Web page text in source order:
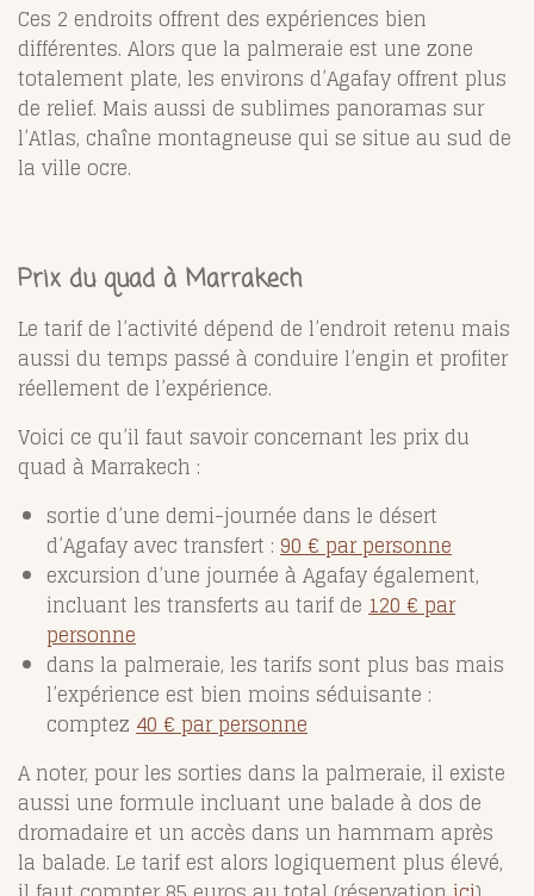
Ces 2 endroits offrent des expériences bien
différentes. Alors que la palmeraie est une zone
totalement plate, les environs d’Agafay offrent plus
de relief. Mais aussi de sublimes panoramas sur
l’Atlas, chaîne montagneuse qui se situe au sud de
la ville ocre.
Prix du quad à Marrakech
Le tarif de l’activité dépend de l’endroit retenu mais
aussi du temps passé à conduire l’engin et profiter
réellement de l’expérience.
Voici ce qu’il faut savoir concernant les prix du
quad à Marrakech :
sortie d’une demi-journée dans le désert
d’Agafay avec transfert : 90 € par personne
excursion d’une journée à Agafay également,
incluant les transferts au tarif de 120 € par
personne
dans la palmeraie, les tarifs sont plus bas mais
l’expérience est bien moins séduisante :
comptez 40 € par personne
A noter, pour les sorties dans la palmeraie, il existe
aussi une formule incluant une balade à dos de
dromadaire et un accès dans un hammam après
la balade. Le tarif est alors logiquement plus élevé,